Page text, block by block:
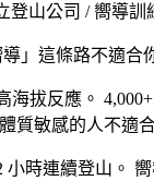
登山公司 / 嚮導訓
」這條路不適合
海拔反應。
質敏感的人不適
小時連續登山。